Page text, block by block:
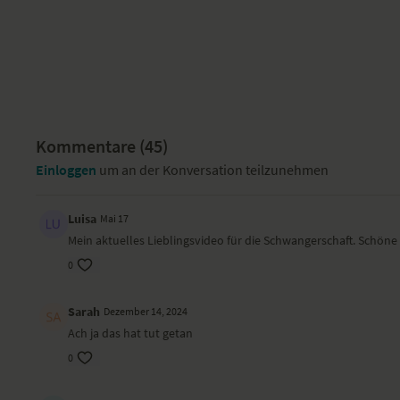
Kommentare (45)
Einloggen um an der Konversation teilzunehmen
Luisa Mai 17
Mein aktuelles Lieblingsvideo für die Schwangerschaft.
0
Sarah Dezember 14, 2024
Ach ja das hat tut getan
0